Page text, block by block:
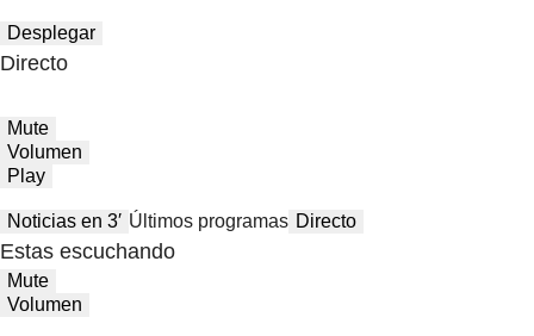
Desplegar
Directo
Mute
Volumen
Play
Noticias en 3′ Últimos programas Directo
Estas escuchando
Mute
Volumen